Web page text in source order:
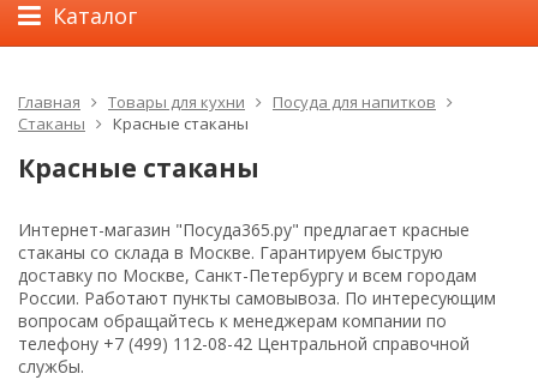
Каталог
Главная Товары для кухни
Посуда для напитков
Стаканы
Красные стаканы
Красные стаканы
Интернет-магазин "Посуда365.ру" предлагает красные
стаканы со склада в Москве. Гарантируем быструю
доставку по Москве, Санкт-Петербургу и всем городам
России. Работают пункты самовывоза. По интересующим
вопросам обращайтесь к менеджерам компании по
телефону +7 (499) 112-08-42 Центральной справочной
службы.